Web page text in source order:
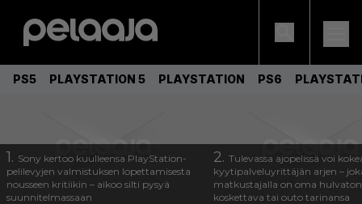
PS5 PLAYSTATION 5 PLAYSTATION PS6
1. Sony kertoo kuulleensa PlayStation-
pelilevyjen valmistuksen lopettamisesta
nousseen kritiikin – aikoo silti pysyä
suunnitelmassaan
2. Tulevassa ajopelissä voi
kyytipalveluyrittäjän arjen –
matkustajalla on oma
koskettava tai outo tarinansa